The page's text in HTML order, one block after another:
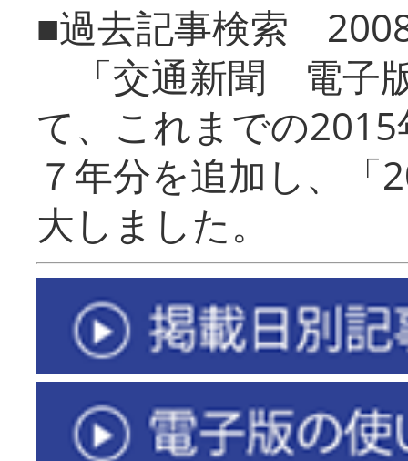
■過去記事検索
「交通新聞 電子
て、これまでの
７年分を追加し、「
大しまし